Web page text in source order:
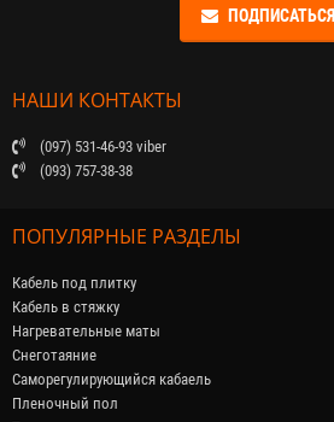
ПОДПИСАТЬСЯ
НАШИ КОНТАКТЫ
(097) 531-46-93 viber
(093) 757-38-38
ПОПУЛЯРНЫЕ РАЗДЕЛЫ
Кабель под плитку
Кабель в стяжку
Нагревательные маты
Снеготаяние
Саморегулирующийся кабaель
Пленочный пол